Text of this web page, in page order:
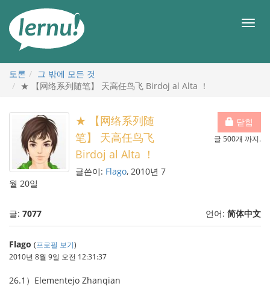
메
토론
그 밖에 모든 것
★ 【网络系列随笔】 天高任鸟飞 Birdoj al Alta ！
닫힘
글 500개 까지.
★ 【网络系列随
笔】 天高任鸟飞
Birdoj al Alta ！
글쓴이: Flago, 2010년 7
월 20일
글: 7077 언어: 简体中文
Flago (프로필 보기)
2010년 8월 9일 오전 12:31:37
26.1）Elementejo Zhanqian